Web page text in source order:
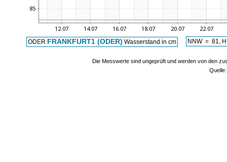
ODER FRANKFURT1 (ODER) Wasserstand in cm NNW = 81,
Die Messwerte sind ungeprüft und werden von den